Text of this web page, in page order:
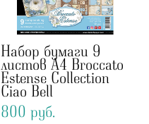
Набор бумаги 9
листов А4 Broccato
Estense Collection
Ciao Bell
800 pуб.